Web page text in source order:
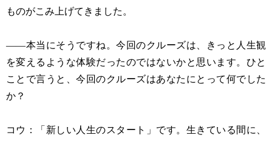
ものがこみ上げてきました。
——本当にそうですね。今回のクルーズは、きっと人生観
を変えるような体験だったのではないかと思います。ひと
ことで言うと、今回のクルーズはあなたにとって何でした
か？
コウ：「新しい人生のスタート」です。生きている間に、